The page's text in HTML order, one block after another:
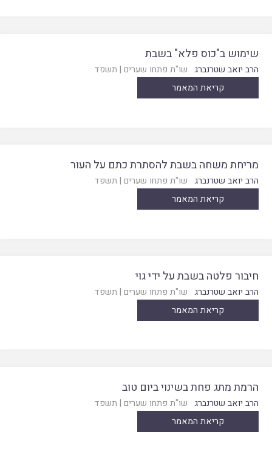
שימוש ב"כוס פלא" בשבת
הרב יואב שטרנברג שו"ת פתחו שערים | תשפד
קריאת המאמר
מריחת משחה בשבת להסתרת כתם על העור
הרב יואב שטרנברג שו"ת פתחו שערים | תשפד
קריאת המאמר
חיבור פלטה בשבת על ידי גוי
הרב יואב שטרנברג שו"ת פתחו שערים | תשפד
קריאת המאמר
הרמת מתג פחת בשינוי ביום טוב
הרב יואב שטרנברג שו"ת פתחו שערים | תשפד
קריאת המאמר